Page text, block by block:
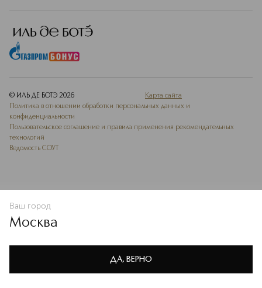
Политике конфиденциальности
В КОРЗИНУ
© ИЛЬ ДЕ БОТЭ 2026
Карта сайта
Политика в отношении обработки персональных данных и
конфиденциальности
Пользовательское соглашение и правила применения рекомендательных
технологий
Ведомость СОУТ
Ваш город
Москва
ДА, ВЕРНО